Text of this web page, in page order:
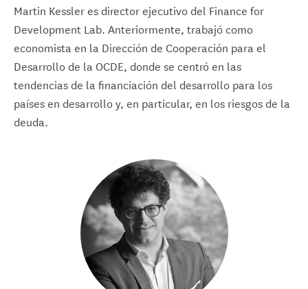
Martin Kessler es director ejecutivo del Finance for
Development Lab. Anteriormente, trabajó como
economista en la Dirección de Cooperación para el
Desarrollo de la OCDE, donde se centró en las
tendencias de la financiación del desarrollo para los
países en desarrollo y, en particular, en los riesgos de la
deuda.